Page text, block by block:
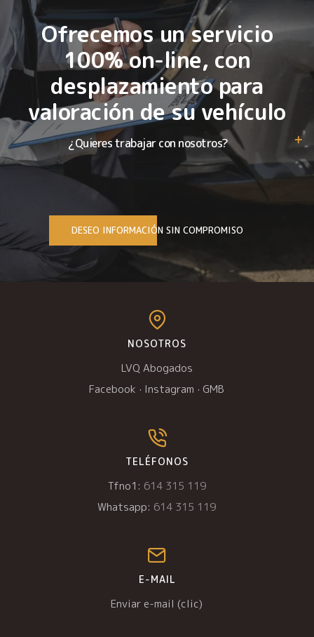
Ofrecemos un servicio
100% on-line, con
desplazamiento para
valoración de su vehículo
¿Quieres trabajar con nosotros?
DESEO INFORMACIÓN SIN COMPROMISO
NOSOTROS
LVQ Abogados
Facebook · Instagram · GMB
TELÉFONOS
Tfno1: 614 315 119
Whatsapp: 614 315 119
E-MAIL
Enviar e-mail (clic)